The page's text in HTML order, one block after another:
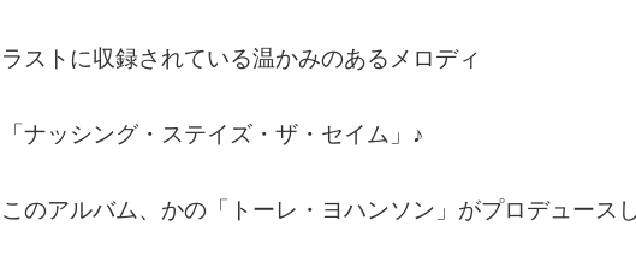
ラストに収録されている温かみのあるメロディ
「ナッシング・ステイズ・ザ・セイム」♪
このアルバム、かの「トーレ・ヨハンソン」がプロデュース